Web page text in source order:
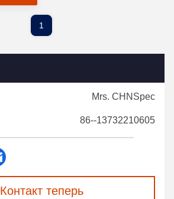
1
Mrs. CHNSpec
86--13732210605
Контакт теперь